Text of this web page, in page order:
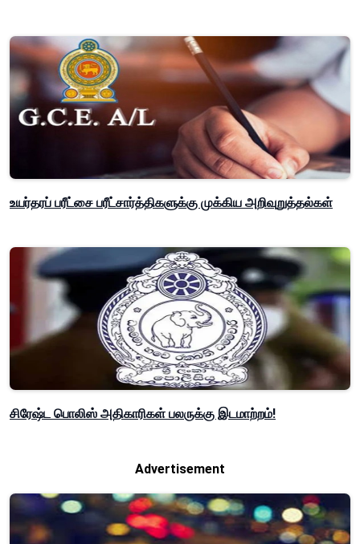
உயர்தரப் பரீட்சை பரீட்சார்த்திகளுக்கு முக்கிய அறிவுறுத்தல்கள்
சிரேஷ்ட பொலிஸ் அதிகாரிகள் பலருக்கு இடமாற்றம்!
Advertisement